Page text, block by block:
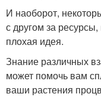
И наоборот,
с другом за
плохая идея.
Знание различных
может помочь вам
ваши растения